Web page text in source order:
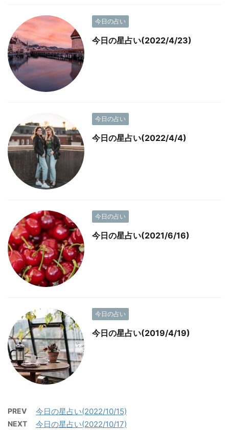
今日の占い
今日の星占い(2022/4/23)
今日の占い
今日の星占い(2022/4/4)
今日の占い
今日の星占い(2021/6/16)
今日の占い
今日の星占い(2019/4/19)
PREV 今日の星占い(2022/10/15)
NEXT 今日の星占い(2022/10/17)